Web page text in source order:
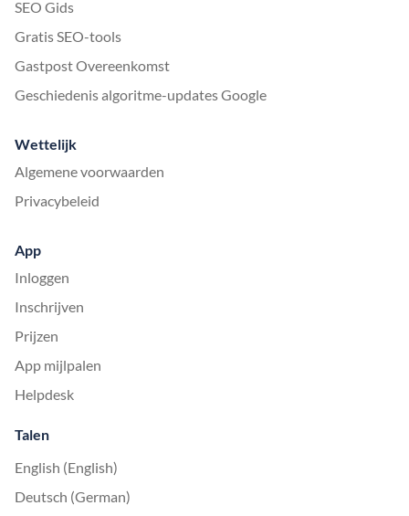
SEO Gids
Gratis SEO-tools
Gastpost Overeenkomst
Geschiedenis algoritme-updates Google
Wettelijk
Algemene voorwaarden
Privacybeleid
App
Inloggen
Inschrijven
Prijzen
App mijlpalen
Helpdesk
Talen
English (English)
Deutsch (German)